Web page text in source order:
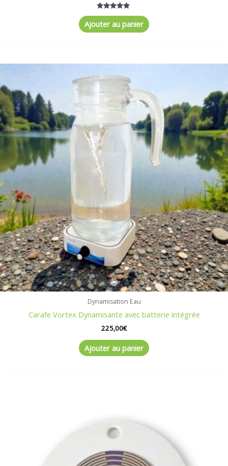
Note
5.00
sur 5
Ajouter au panier
Dynamisation Eau
Carafe Vortex Dynamisante avec batterie intégrée
225,00€
Ajouter au panier